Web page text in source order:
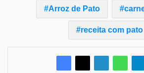
Arroz de Pato
receita com pato